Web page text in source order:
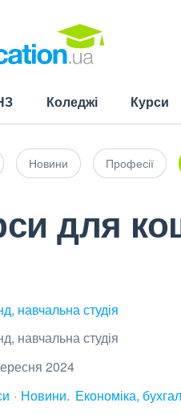
Коледжі Курси
Новини Професії
для
навчальна студія
навчальна студія
2024
Новини Економіка,